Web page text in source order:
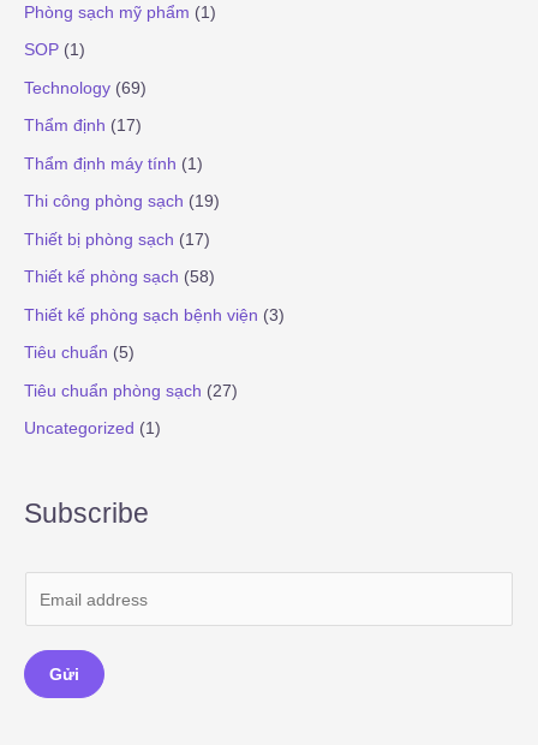
Phòng sạch mỹ phẩm (1)
SOP (1)
Technology (69)
Thẩm định (17)
Thẩm định máy tính (1)
Thi công phòng sạch (19)
Thiết bị phòng sạch (17)
Thiết kế phòng sạch (58)
Thiết kế phòng sạch bệnh viện (3)
Tiêu chuẩn (5)
Tiêu chuẩn phòng sạch (27)
Uncategorized (1)
Subscribe
m
a
i
Gửi